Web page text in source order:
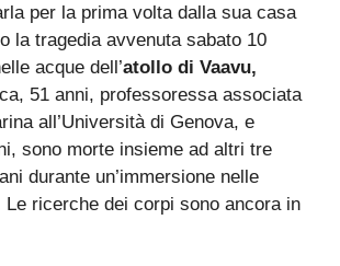
per la prima volta dalla sua casa
la tragedia avvenuta sabato 10
acque dell’atollo di Vaavu,
51 anni, professoressa associata
all’Università di Genova, e
sono morte insieme ad altri tre
durante un’immersione nelle
Le ricerche dei corpi sono ancora in